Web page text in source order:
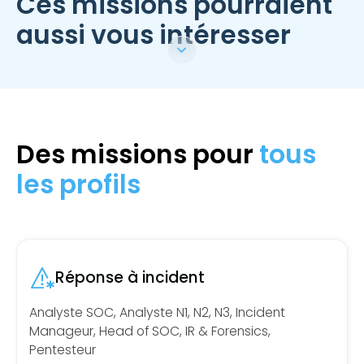
aussi vous intéresser
Des missions pour tous
les profils
Réponse à incident
Analyste SOC, Analyste N1, N2, N3, Incident
Manageur, Head of SOC, IR & Forensics,
Pentesteur